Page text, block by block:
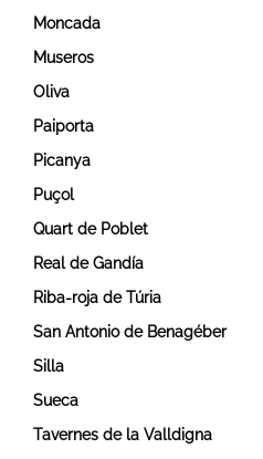
Moncada
Museros
Oliva
Paiporta
Picanya
Puçol
Quart de Poblet
Real de Gandía
Riba-roja de Túria
San Antonio de Benagéber
Silla
Sueca
Tavernes de la Valldigna